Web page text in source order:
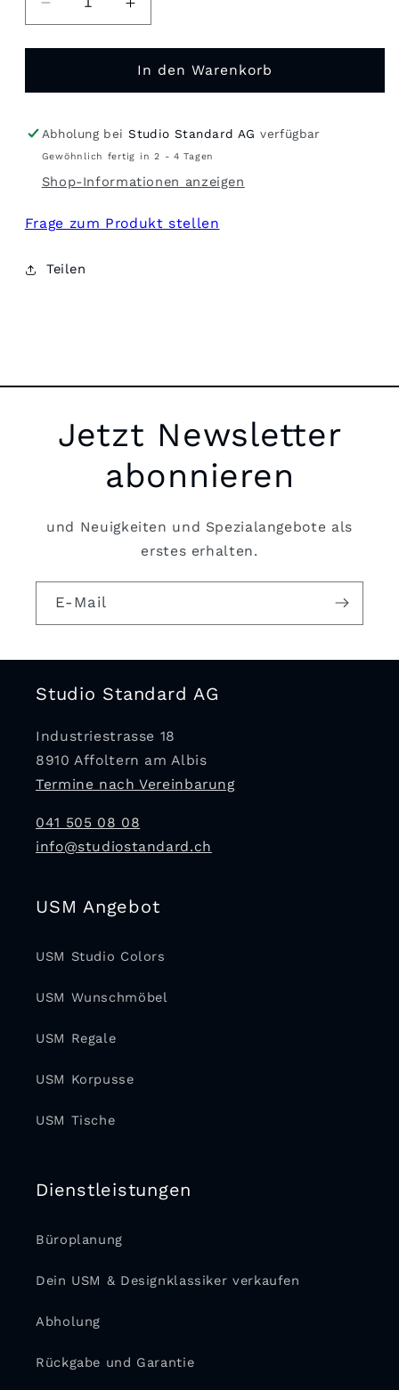
Verringere
die
Menge
USM
used
#1172
Erhöhe
die
Menge
für
USM
used
#1172
In den Warenkorb
Abholung beiStudio Standard AG verfügbar
Gewöhnlich fertig in 2 - 4 Tagen
Shop-Informationen anzeigen
Frage zum Produkt stellen
Teilen
Jetzt Newsletter
abonnieren
und Neuigkeiten und Spezialangebote als
erstes erhalten.
E-Mail
Studio Standard AG
Industriestrasse 18
8910 Affoltern am Albis
Termine nach Vereinbarung
041 505 08 08
info@studiostandard.ch
USM Angebot
USM Studio Colors
USM Wunschmöbel
USM Regale
USM Korpusse
USM Tische
Dienstleistungen
Büroplanung
Dein USM & Designklassiker verkaufen
Abholung
Rückgabe und Garantie